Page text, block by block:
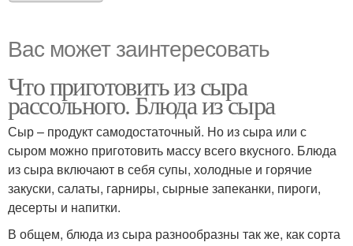
Вас может заинтересовать
Что приготовить из сыра
рассольного. Блюда из сыра
Сыр – продукт самодостаточный. Но из сыра или с
сыром можно приготовить массу всего вкусного. Блюда
из сыра включают в себя супы, холодные и горячие
закуски, салаты, гарниры, сырные запеканки, пироги,
десерты и напитки.
В общем, блюда из сыра разнообразны так же, как сорта